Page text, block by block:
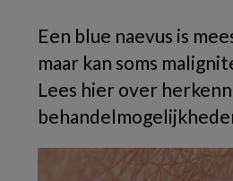
Een blue naevus is
maar kan soms
Lees hier over